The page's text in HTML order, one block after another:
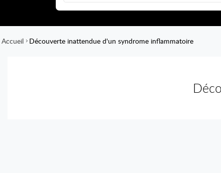
Accueil Découverte inattendue d'un syndrome inflammatoire